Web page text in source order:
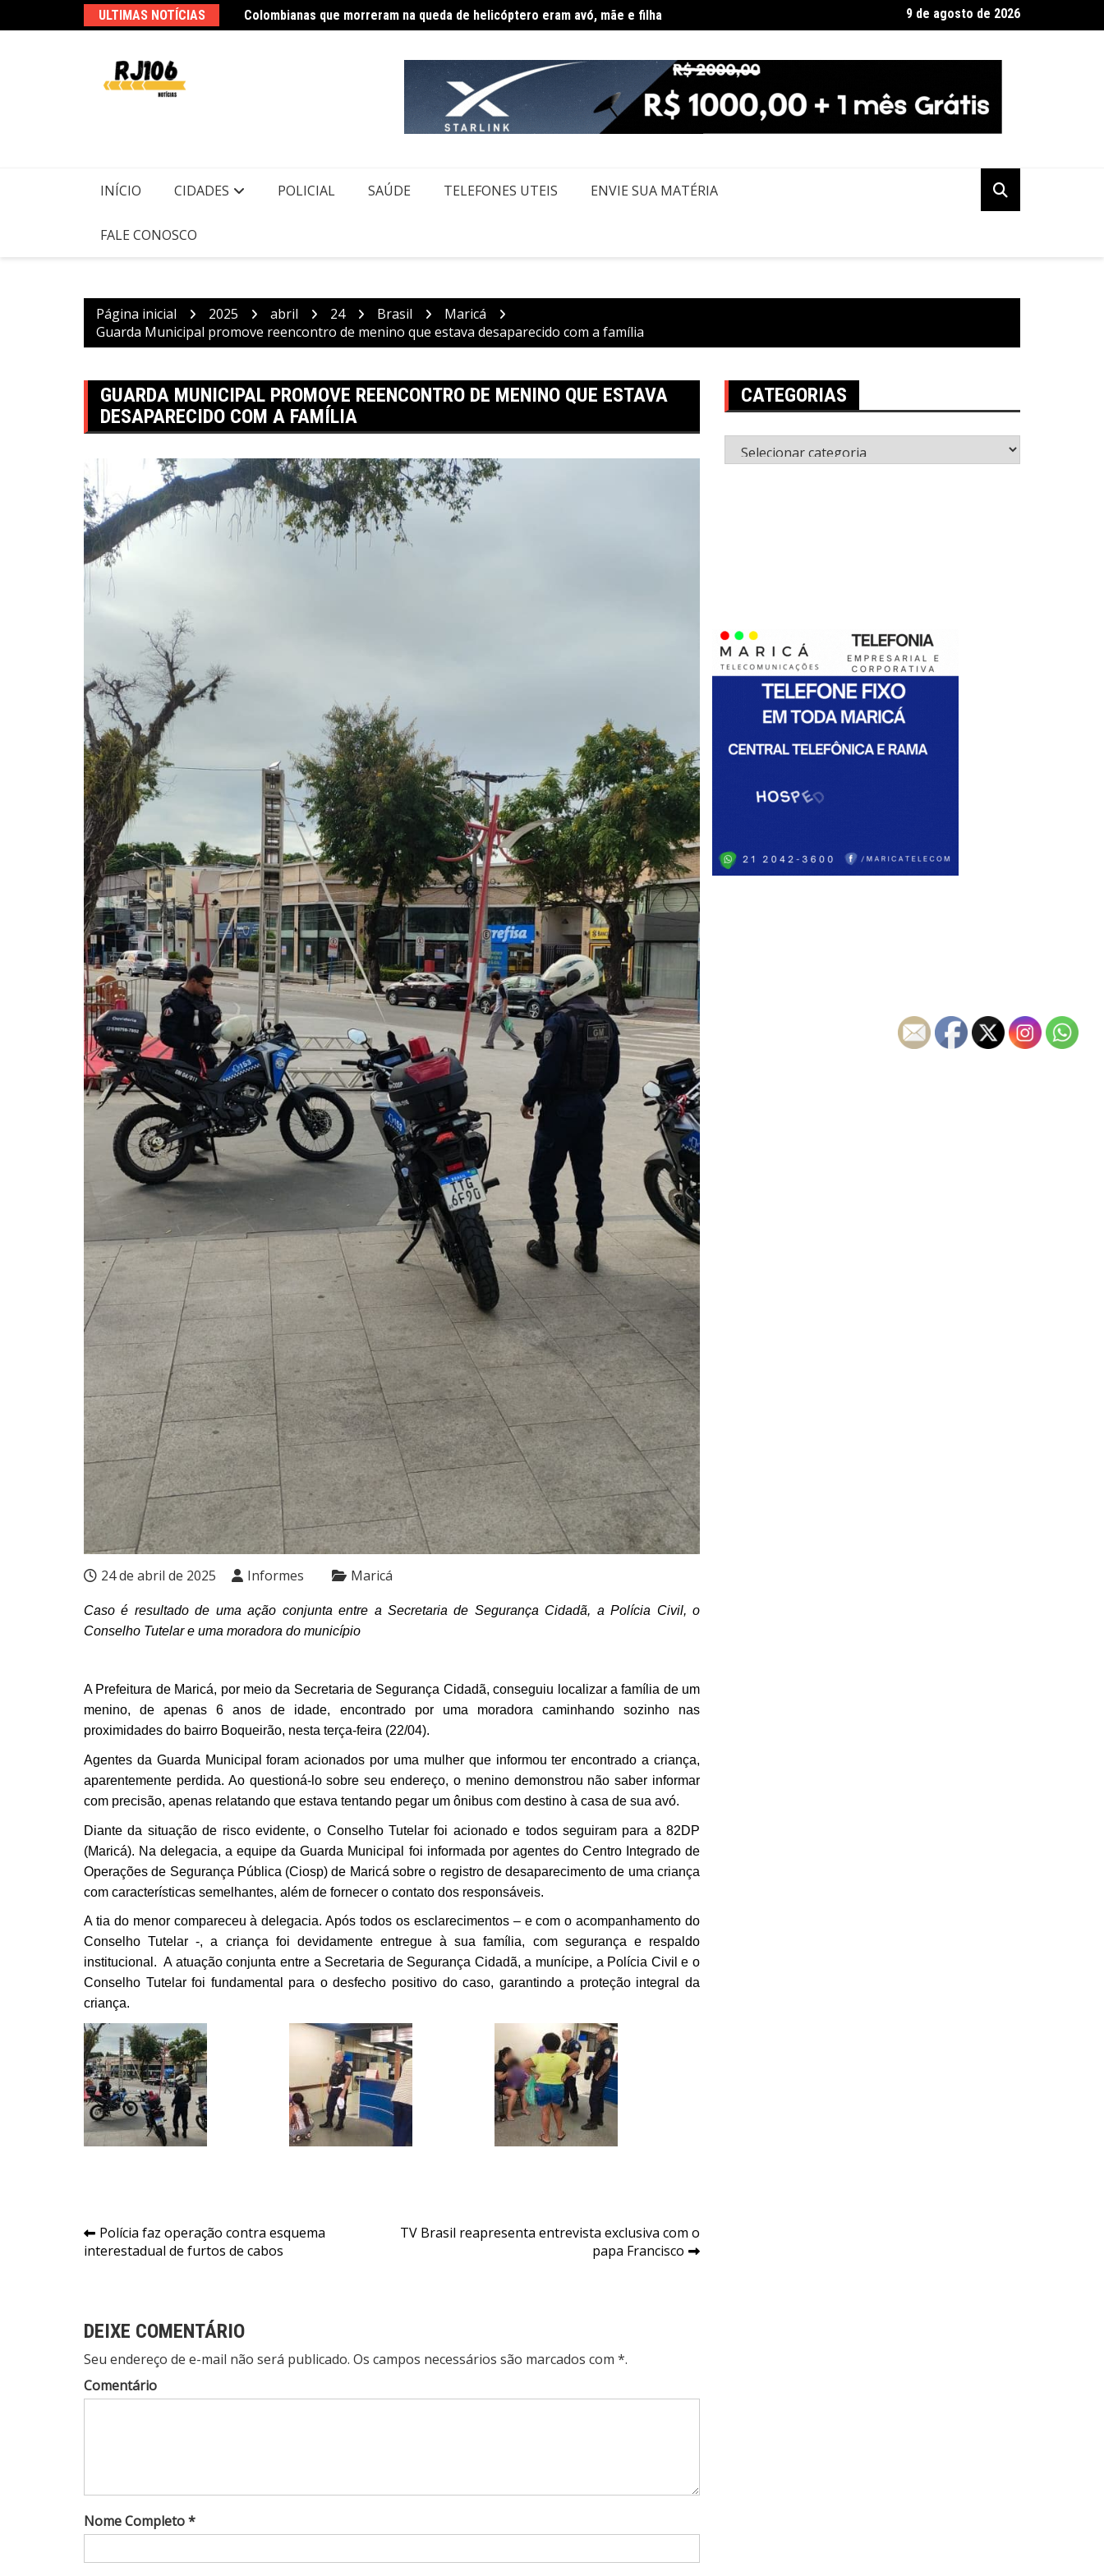
para
ULTIMAS NOTÍCIAS Mega-Sena sorteia prêmio acumulado de R$ 165 milhões neste domingo Agosto terá dois eclipses; saiba como assistir aos fenômenos
9 de agosto de 2026
INÍCIO CIDADES POLICIAL SAÚDE TELEFONES UTEIS ENVIE SUA MATÉRIA
FALE CONOSCO
Página inicial 2025 abril 24 Brasil
Maricá
Guarda Municipal promove reencontro de menino que estava desaparecido com a família
GUARDA MUNICIPAL PROMOVE REENCONTRO DE MENINO QUE ESTAVA
DESAPARECIDO COM A FAMÍLIA
24 de abril de 2025 Informes Maricá
Caso é resultado de uma ação conjunta entre a Secretaria de Segurança Cidadã, a Polícia Civil, o
Conselho Tutelar e uma moradora do município
A Prefeitura de Maricá, por meio da Secretaria de Segurança Cidadã, conseguiu localizar a família de um
menino, de apenas 6 anos de idade, encontrado por uma moradora caminhando sozinho nas
proximidades do bairro Boqueirão, nesta terça-feira (22/04).
Agentes da Guarda Municipal foram acionados por uma mulher que informou ter encontrado a criança,
aparentemente perdida. Ao questioná-lo sobre seu endereço, o menino demonstrou não saber informar
com precisão, apenas relatando que estava tentando pegar um ônibus com destino à casa de sua avó.
Diante da situação de risco evidente, o Conselho Tutelar foi acionado e todos seguiram para a 82DP
(Maricá). Na delegacia, a equipe da Guarda Municipal foi informada por agentes do Centro Integrado de
Operações de Segurança Pública (Ciosp) de Maricá sobre o registro de desaparecimento de uma criança
com características semelhantes, além de fornecer o contato dos responsáveis.
A tia do menor compareceu à delegacia. Após todos os esclarecimentos – e com o acompanhamento do
Conselho Tutelar -, a criança foi devidamente entregue à sua família, com segurança e respaldo
institucional. A atuação conjunta entre a Secretaria de Segurança Cidadã, a munícipe, a Polícia Civil e o
Conselho Tutelar foi fundamental para o desfecho positivo do caso, garantindo a proteção integral da
criança.
Navegação
de
Polícia faz operação contra esquema
interestadual de furtos de cabos
TV Brasil reapresenta entrevista exclusiva com o
papa Francisco
DEIXE COMENTÁRIO
Seu endereço de e-mail não será publicado. Os campos necessários são marcados com *.
Comentário
Nome Completo *
CATEGORIAS
Categorias